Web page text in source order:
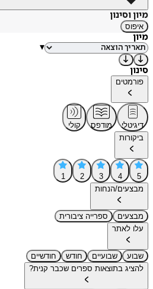
מיון וסינון
איפוס
מיון
▾
סינון
פורמטים
דיגיטלי מודפס
קולי
ביקורות
5
4
3
2
1
מבצעים/הנחות
מבצעים
ספרייה ציבורית
עלו לאתר
שבוע שבועיים חודש
חודשיים
להציג בתוצאות ספרים שכבר קנית?